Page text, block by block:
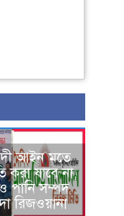
আইন মতে
করা যাবে না,
পানি সম্পদ
রিজওয়ানা